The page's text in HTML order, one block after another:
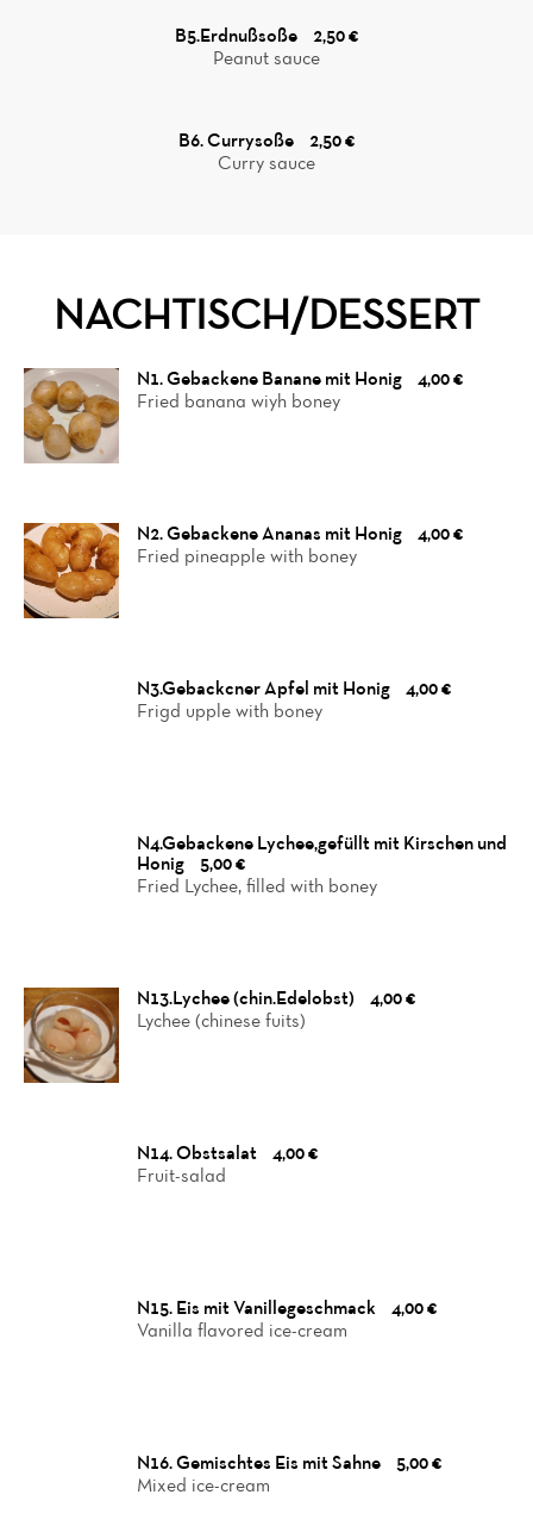
B5.Erdnußsoße
2,50 €
Peanut sauce
B6. Currysoße
2,50 €
Curry sauce
NACHTISCH/DESSERT
N1. Gebackene Banane mit Honig
4,00 €
Fried banana wiyh boney
N2. Gebackene Ananas mit Honig
4,00 €
Fried pineapple with boney
N3.Gebackcner Apfel mit Honig
4,00 €
Frigd upple with boney
N4.Gebackene Lychee,gefüllt mit Kirschen und
Honig
5,00 €
Fried Lychee, filled with boney
N13.Lychee (chin.Edelobst)
4,00 €
Lychee (chinese fuits)
N14. Obstsalat
4,00 €
Fruit-salad
N15. Eis mit Vanillegeschmack
4,00 €
Vanilla flavored ice-cream
N16. Gemischtes Eis mit Sahne
5,00 €
Mixed ice-cream